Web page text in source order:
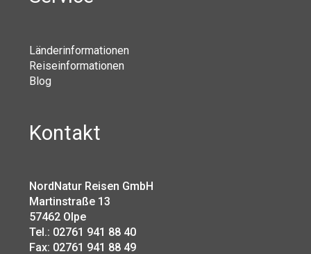
Länderinformationen
Reiseinformationen
Blog
Kontakt
NordNatur Reisen GmbH
Martinstraße 13
57462 Olpe
Tel.: 02761 941 88 40
Fax: 02761 941 88 49